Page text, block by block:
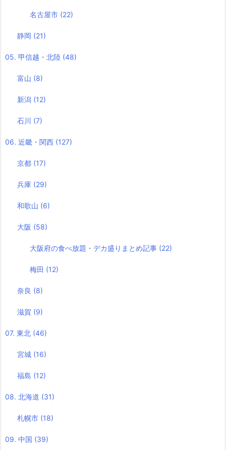
名古屋市 (22)
静岡 (21)
05. 甲信越・北陸 (48)
富山 (8)
新潟 (12)
石川 (7)
06. 近畿・関西 (127)
京都 (17)
兵庫 (29)
和歌山 (6)
大阪 (58)
大阪府の食べ放題・デカ盛りまとめ記事 (22)
梅田 (12)
奈良 (8)
滋賀 (9)
07. 東北 (46)
宮城 (16)
福島 (12)
08. 北海道 (31)
札幌市 (18)
09. 中国 (39)